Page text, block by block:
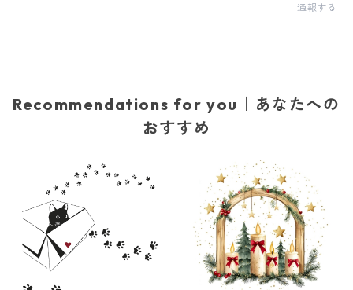
通報する
Recommendations for you｜あなたへの
おすすめ